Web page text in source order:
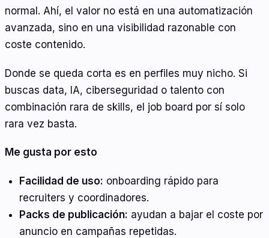
normal. Ahí, el valor no está en una automatización
avanzada, sino en una visibilidad razonable con
coste contenido.
Donde se queda corta es en perfiles muy nicho. Si
buscas data, IA, ciberseguridad o talento con
combinación rara de skills, el job board por sí solo
rara vez basta.
Me gusta por esto
Facilidad de uso: onboarding rápido para
recruiters y coordinadores.
Packs de publicación: ayudan a bajar el coste por
anuncio en campañas repetidas.